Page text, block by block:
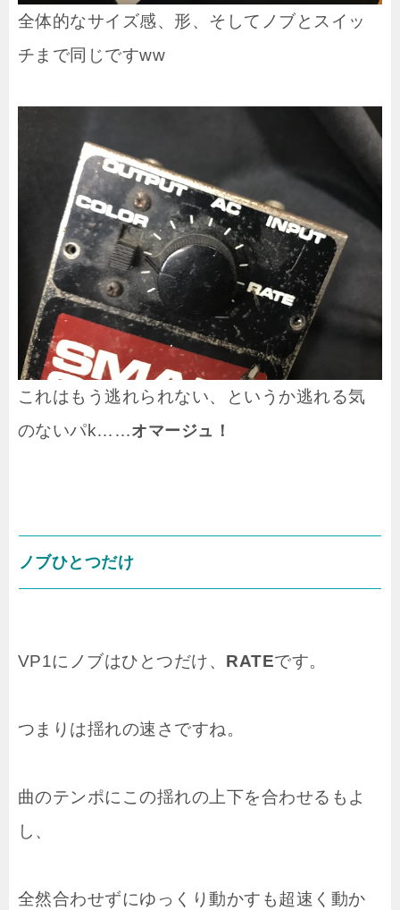
全体的なサイズ感、形、そしてノブとスイッ
チまで同じですww
これはもう逃れられない、というか逃れる気
のないパk……オマージュ！
ノブひとつだけ
VP1にノブはひとつだけ、 RATEです。
つまりは揺れの速さですね。
曲のテンポにこの揺れの上下を合わせるもよ
し、
全然合わせずにゆっくり動かすも超速く動か